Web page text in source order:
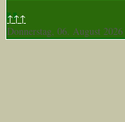
↑↑↑
Donnerstag, 06. August 2026